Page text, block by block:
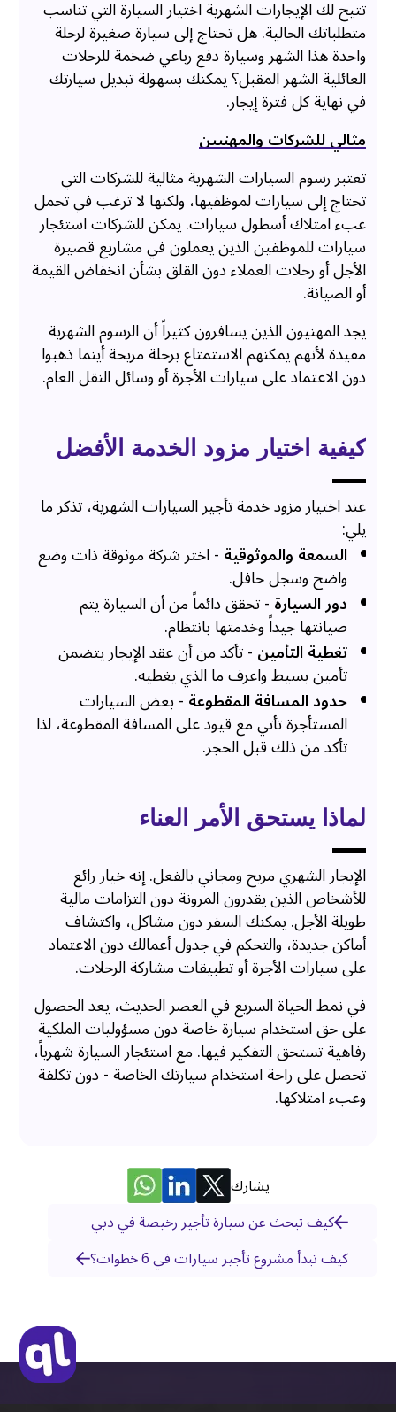
تتيح لك الإيجارات الشهرية اختيار السيارة التي تناسب
متطلباتك الحالية. هل تحتاج إلى سيارة صغيرة لرحلة
واحدة هذا الشهر وسيارة دفع رباعي ضخمة للرحلات
العائلية الشهر المقبل؟ يمكنك بسهولة تبديل سيارتك
في نهاية كل فترة إيجار.
مثالي للشركات والمهنيين
تعتبر رسوم السيارات الشهرية مثالية للشركات التي
تحتاج إلى سيارات لموظفيها، ولكنها لا ترغب في تحمل
عبء امتلاك أسطول سيارات. يمكن للشركات استئجار
سيارات للموظفين الذين يعملون في مشاريع قصيرة
الأجل أو رحلات العملاء دون القلق بشأن انخفاض القيمة
أو الصيانة.
يجد المهنيون الذين يسافرون كثيراً أن الرسوم الشهرية
مفيدة لأنهم يمكنهم الاستمتاع برحلة مريحة أينما ذهبوا
دون الاعتماد على سيارات الأجرة أو وسائل النقل العام.
كيفية اختيار مزود الخدمة الأفضل
عند اختيار مزود خدمة تأجير السيارات الشهرية، تذكر ما
يلي:
السمعة والموثوقية- اختر شركة موثوقة ذات وضع
واضح وسجل حافل.
دور السيارة- تحقق دائماً من أن السيارة يتم
صيانتها جيداً وخدمتها بانتظام.
تغطية التأمين- تأكد من أن عقد الإيجار يتضمن
تأمين بسيط واعرف ما الذي يغطيه.
حدود المسافة المقطوعة- بعض السيارات
المستأجرة تأتي مع قيود على المسافة المقطوعة، لذا
تأكد من ذلك قبل الحجز.
لماذا يستحق الأمر العناء
الإيجار الشهري مريح ومجاني بالفعل. إنه خيار رائع
للأشخاص الذين يقدرون المرونة دون التزامات مالية
طويلة الأجل. يمكنك السفر دون مشاكل، واكتشاف
أماكن جديدة، والتحكم في جدول أعمالك دون الاعتماد
على سيارات الأجرة أو تطبيقات مشاركة الرحلات.
في نمط الحياة السريع في العصر الحديث، يعد الحصول
على حق استخدام سيارة خاصة دون مسؤوليات الملكية
رفاهية تستحق التفكير فيها. مع استئجار السيارة شهرياً،
تحصل على راحة استخدام سيارتك الخاصة - دون تكلفة
وعبء امتلاكها.
يشارك
كيف تبحث عن سيارة تأجير رخيصة في دبي
كيف تبدأ مشروع تأجير سيارات في 6 خطوات؟